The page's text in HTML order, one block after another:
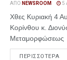
ΑΠΌ NEWSROOM 5
Χθες Κυριακή 4
Κορίνθου κ.
Μεταμορφώσεως
ΠΕΡΙΣΣΟΤΕΡΑ